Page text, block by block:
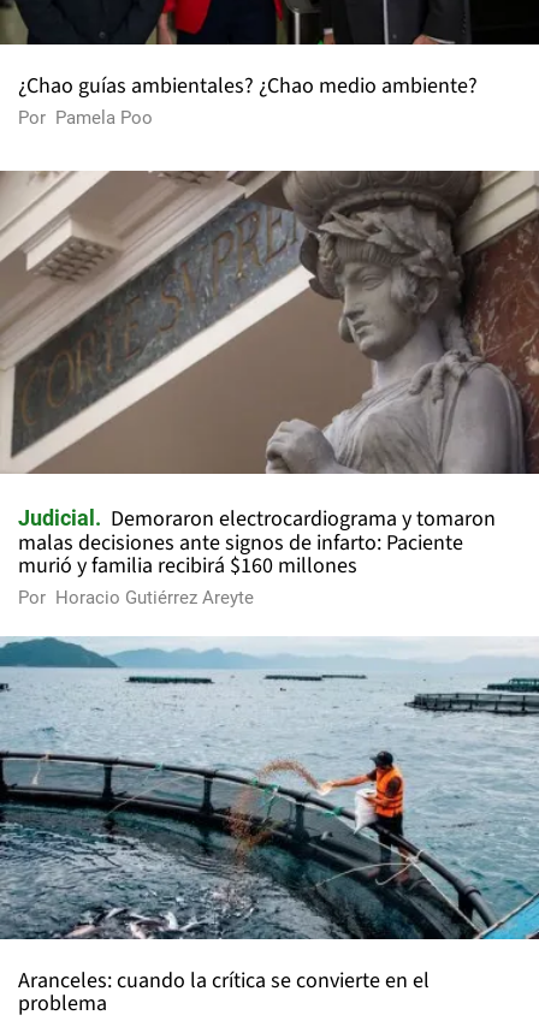
¿Chao guías ambientales? ¿Chao medio ambiente?
Por Pamela Poo
Judicial
Demoraron electrocardiograma y tomaron
malas decisiones ante signos de infarto: Paciente
murió y familia recibirá $160 millones
Por Horacio Gutiérrez Areyte
Aranceles: cuando la crítica se convierte en el
problema